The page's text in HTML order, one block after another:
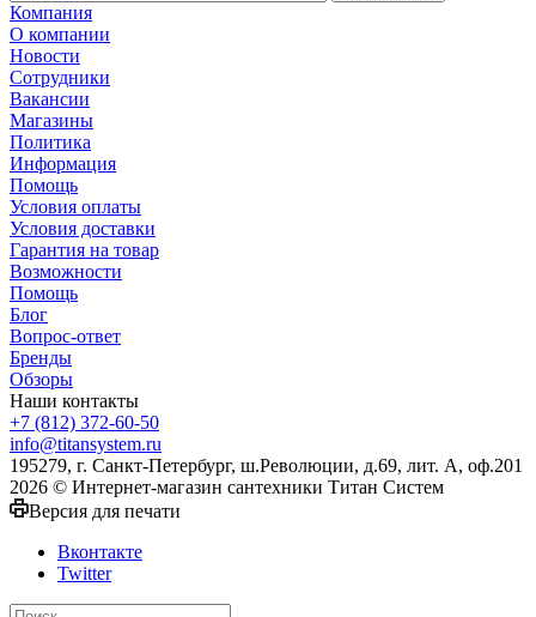
Компания
О компании
Новости
Сотрудники
Вакансии
Магазины
Политика
Информация
Помощь
Условия оплаты
Условия доставки
Гарантия на товар
Возможности
Помощь
Блог
Вопрос-ответ
Бренды
Обзоры
Наши контакты
+7 (812) 372-60-50
info@titansystem.ru
195279, г. Санкт-Петербург, ш.Революции, д.69, лит. А, оф.201
2026 © Интернет-магазин сантехники Титан Систем
Версия для печати
Вконтакте
Twitter